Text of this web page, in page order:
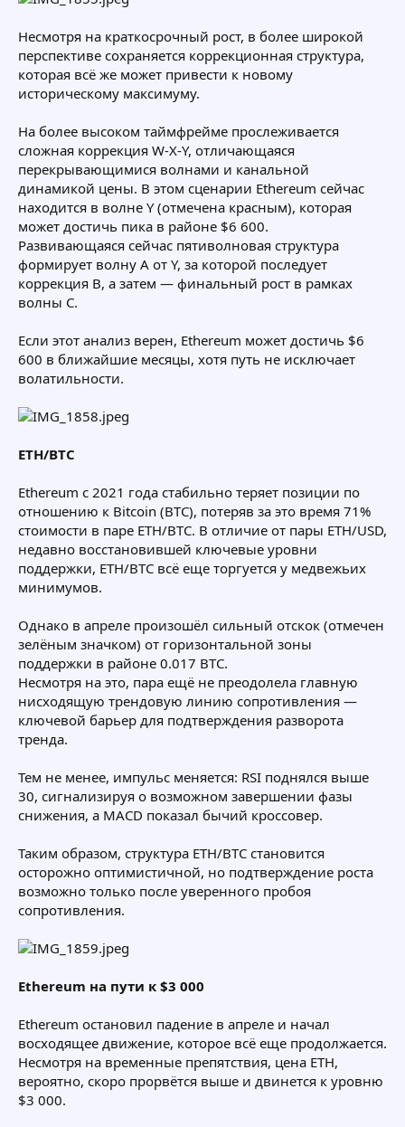
Несмотря на краткосрочный рост, в более широкой
перспективе сохраняется коррекционная структура,
которая всё же может привести к новому
историческому максимуму.
На более высоком таймфрейме прослеживается
сложная коррекция W-X-Y, отличающаяся
перекрывающимися волнами и канальной
динамикой цены. В этом сценарии Ethereum сейчас
находится в волне Y (отмечена красным), которая
может достичь пика в районе $6 600.
Развивающаяся сейчас пятиволновая структура
формирует волну A от Y, за которой последует
коррекция B, а затем — финальный рост в рамках
волны C.
Если этот анализ верен, Ethereum может достичь $6
600 в ближайшие месяцы, хотя путь не исключает
волатильности.
ETH/BTC
Ethereum с 2021 года стабильно теряет позиции по
отношению к Bitcoin (BTC), потеряв за это время 71%
стоимости в паре ETH/BTC. В отличие от пары ETH/USD,
недавно восстановившей ключевые уровни
поддержки, ETH/BTC всё еще торгуется у медвежьих
минимумов.
Однако в апреле произошёл сильный отскок (отмечен
зелёным значком) от горизонтальной зоны
поддержки в районе 0.017 BTC.
Несмотря на это, пара ещё не преодолела главную
нисходящую трендовую линию сопротивления —
ключевой барьер для подтверждения разворота
тренда.
Тем не менее, импульс меняется: RSI поднялся выше
30, сигнализируя о возможном завершении фазы
снижения, а MACD показал бычий кроссовер.
Таким образом, структура ETH/BTC становится
осторожно оптимистичной, но подтверждение роста
возможно только после уверенного пробоя
сопротивления.
Ethereum на пути к $3 000
Ethereum остановил падение в апреле и начал
восходящее движение, которое всё еще продолжается.
Несмотря на временные препятствия, цена ETH,
вероятно, скоро прорвётся выше и двинется к уровню
$3 000.